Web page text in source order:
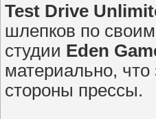
Test Drive
шлепков по
студии Eden
материально,
стороны прессы.